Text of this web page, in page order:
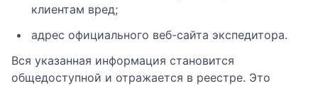
клиентам вред;
адрес официального веб-сайта экспедитора.
Вся указанная информация становится
общедоступной и отражается в реестре. Это